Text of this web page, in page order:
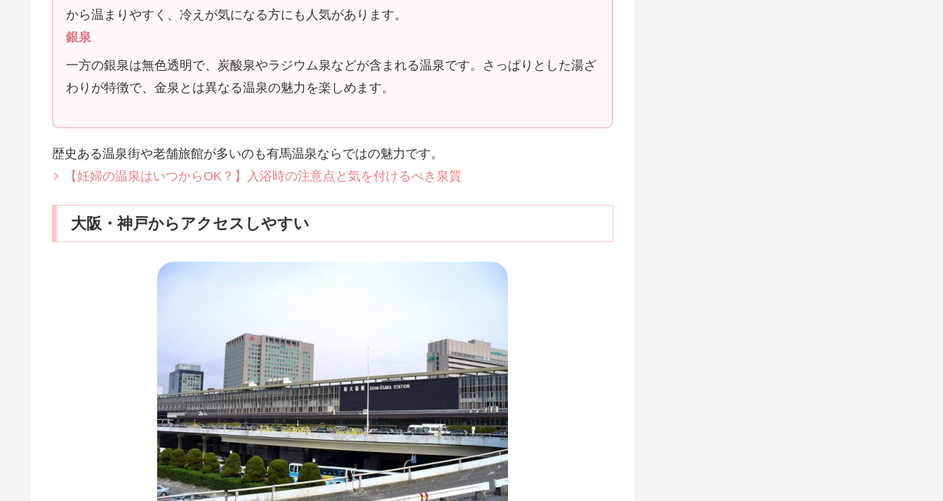
から温まりやすく、冷えが気になる方にも人気があります。
銀泉
一方の銀泉は無色透明で、炭酸泉やラジウム泉などが含まれる温泉です。さっぱりとした湯ざ
わりが特徴で、金泉とは異なる温泉の魅力を楽しめます。
歴史ある温泉街や老舗旅館が多いのも有馬温泉ならではの魅力です。
【妊婦の温泉はいつからOK？】入浴時の注意点と気を付けるべき泉質
大阪・神戸からアクセスしやすい